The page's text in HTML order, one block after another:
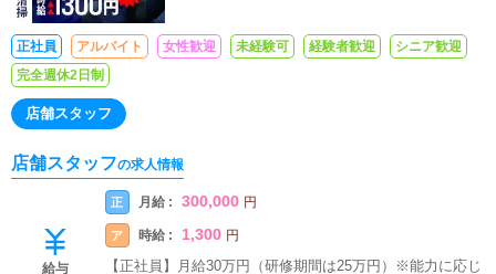
正社員 アルバイト 女性歓迎 未経験可 経験者歓迎
シニア歓迎
完全週休2日制
店舗スタッフ
店舗スタッフの求人情報
給与
正 月給 : 300,000 円
ア 時給 : 1,300 円
【正社員】月給30万円（研修期間は25万円）※能力に応じ